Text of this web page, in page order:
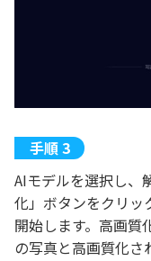
AIモデルを選択し、
化」ボタンをクリッ
開始します。高画質
の写真と高画質化さ